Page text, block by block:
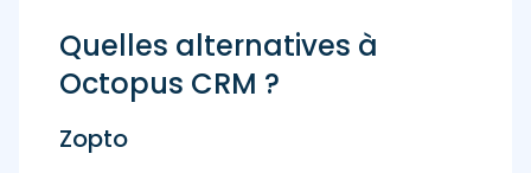
Quelles alternatives à
Octopus CRM ?
Zopto